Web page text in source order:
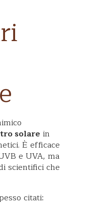
solare in
È efficace
e UVA, ma
scientifici che
citati: